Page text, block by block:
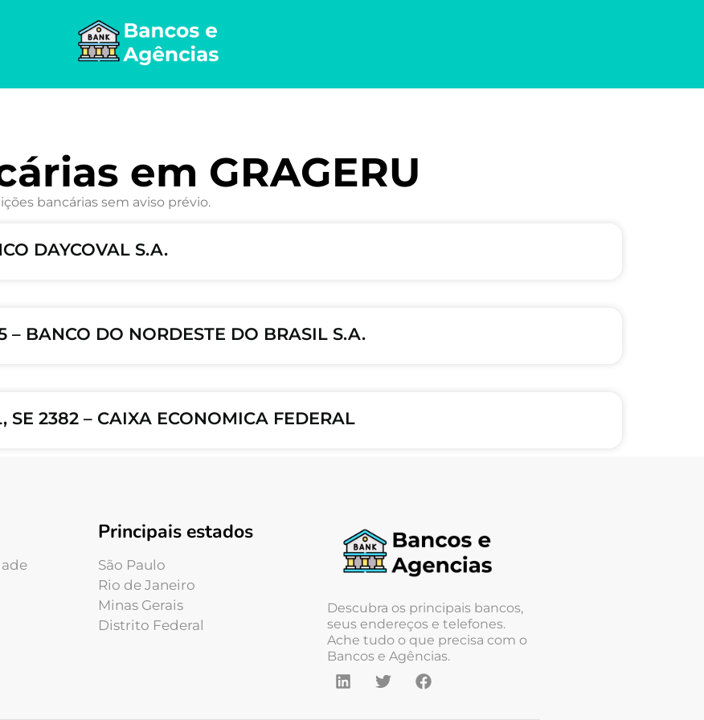
em GRAGERU
bancárias sem aviso prévio.
DAYCOVAL S.A.
BANCO DO NORDESTE DO BRASIL S.A.
2382 – CAIXA ECONOMICA FEDERAL
Principais estados
São Paulo
Rio de Janeiro
Minas Gerais
Distrito Federal
Descubra os principais bancos,
seus endereços e telefones.
Ache tudo o que precisa com o
Bancos e Agências.